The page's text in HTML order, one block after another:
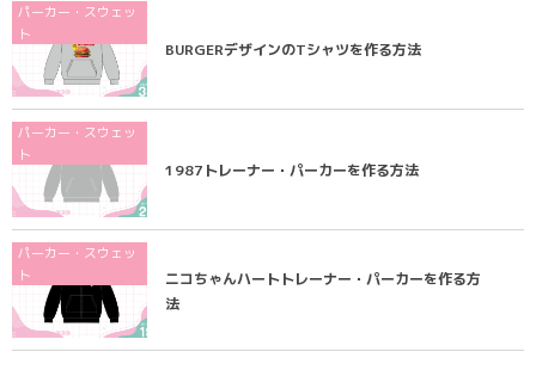
パーカー・スウェッ
ト
BURGERデザインのTシャツを作る方法
パーカー・スウェッ
ト
1987トレーナー・パーカーを作る方法
パーカー・スウェッ
ト
ニコちゃんハートトレーナー・パーカーを作る方
法